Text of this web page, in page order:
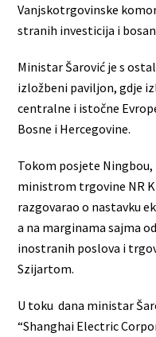
Vanjskotrgovinske
stranih investicija i
Ministar Šarović je s
izložbeni paviljon, gdje
centralne i istočne
Bosne i Hercegovine.
Tokom posjete Ningbou,
ministrom trgovine NR
razgovarao o nastavku
a na marginama sajma
inostranih poslova i
Szijartom.
U toku dana ministar
“Shanghai Electric